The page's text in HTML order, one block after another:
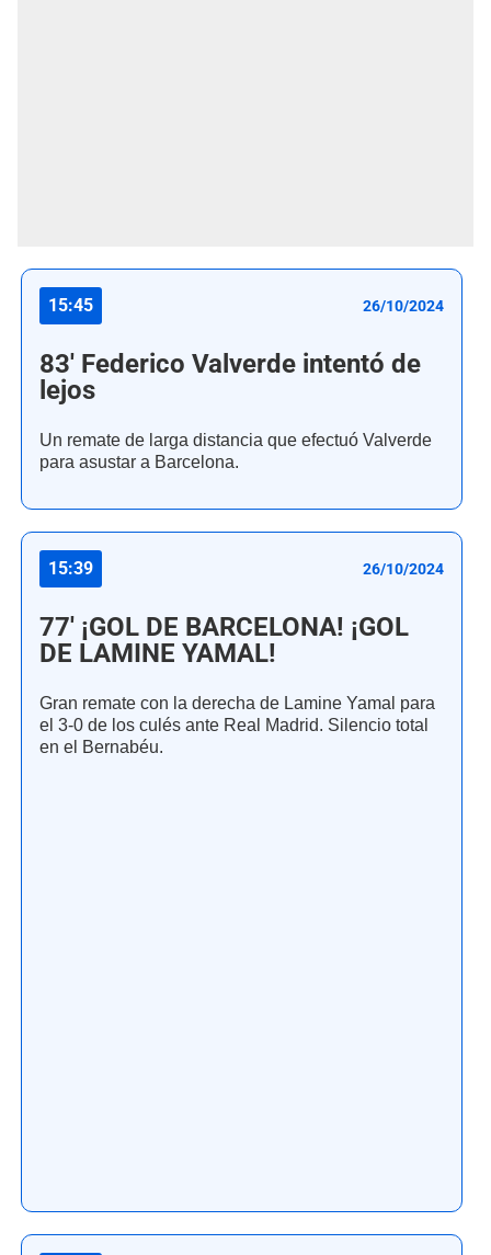
15:45 26/10/2024
83' Federico Valverde intentó de
lejos
Un remate de larga distancia que efectuó Valverde
para asustar a Barcelona.
15:39 26/10/2024
77' ¡GOL DE BARCELONA! ¡GOL
DE LAMINE YAMAL!
Gran remate con la derecha de Lamine Yamal para
el 3-0 de los culés ante Real Madrid. Silencio total
en el Bernabéu.